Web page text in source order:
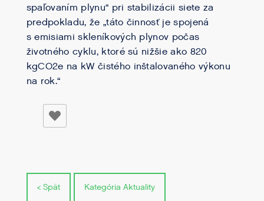
spaľovaním plynu“ pri stabilizácii siete za
predpokladu, že „táto činnosť je spojená
s emisiami skleníkových plynov počas
životného cyklu, ktoré sú nižšie ako 820
kgCO2e na kW čistého inštalovaného výkonu
na rok.“
< Spät Kategória Aktuality